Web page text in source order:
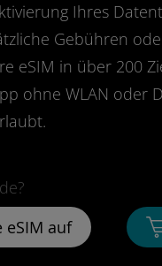
Ihres
Gebühren
eSIM in über 200
ohne WLAN oder
eSIM auf